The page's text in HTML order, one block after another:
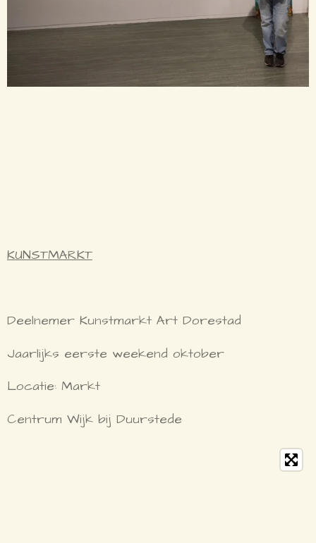
KUNSTMARKT
Deelnemer Kunstmarkt Art Dorestad
Jaarlijks eerste weekend oktober
Locatie: Markt
Centrum Wijk bij Duurstede